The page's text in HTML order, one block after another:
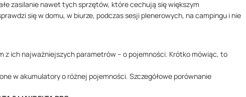
zasilanie nawet tych sprzętów, które cechują się większym
się w domu, w biurze, podczas sesji plenerowych, na campingu i nie
z ich najważniejszych parametrów – o pojemności. Krótko mówiąc, to
w akumulatory o różnej pojemności. Szczegółowe porównanie